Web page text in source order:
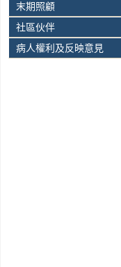
末期照顧
社區伙伴
病人權利及反映意見